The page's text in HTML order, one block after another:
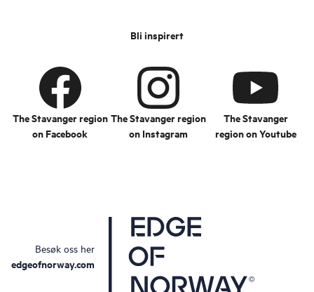
Bli inspirert
The Stavanger region
on Facebook
The Stavanger region
on Instagram
The Stavanger
region on Youtube
Besøk oss her
edgeofnorway.com